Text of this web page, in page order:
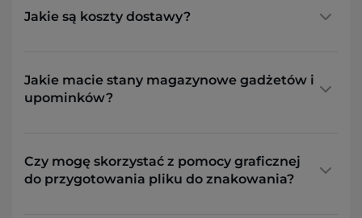
Jakie są koszty dostawy?
Jakie macie stany magazynowe gadżetów i
upominków?
Czy mogę skorzystać z pomocy graficznej
do przygotowania pliku do znakowania?